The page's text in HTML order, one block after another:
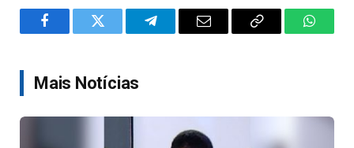
FacebookTwitter TelegramEmail
Copy
Mais Notícias